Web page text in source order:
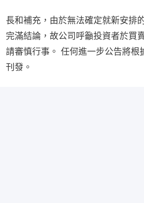
長和補充，由於無法確定就新安排
完滿結論，故公司呼籲投資者於買
請審慎行事。 任何進一步公告將根
刊發。